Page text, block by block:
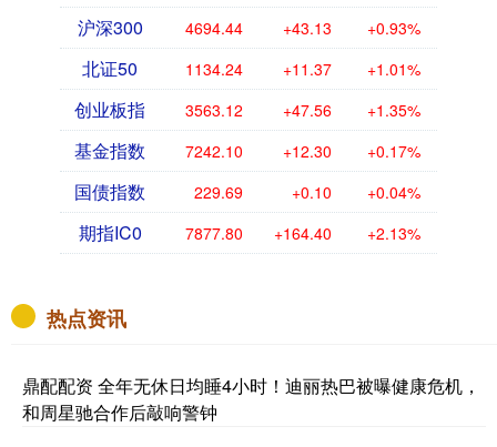
沪深300 4694.44 +43.13 +0.93%
北证50 1134.24 +11.37 +1.01%
创业板指 3563.12 +47.56 +1.35%
基金指数 7242.10 +12.30 +0.17%
国债指数 229.69 +0.10 +0.04%
期指IC0 7877.80 +164.40 +2.13%
热点资讯
鼎配配资 全年无休日均睡4小时！迪丽热巴被曝健康危机，
和周星驰合作后敲响警钟